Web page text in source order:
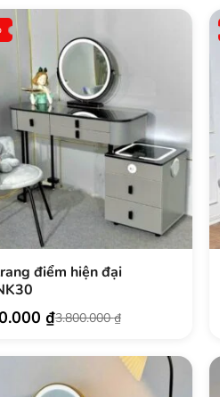
điểm hiện đại
3.800.000₫
₫.
₫